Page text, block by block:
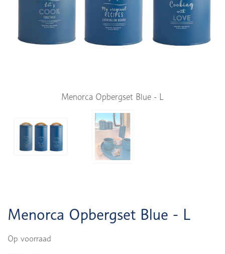
Menorca Opbergset Blue - L
Menorca Opbergset Blue - L
Op voorraad